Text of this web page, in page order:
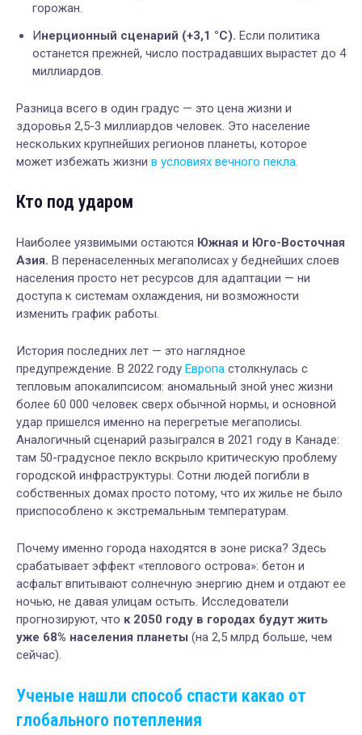
горожан.
Инерционный сценарий (+3,1 °C). Если политика
останется прежней, число пострадавших вырастет до 4
миллиардов.
Разница всего в один градус — это цена жизни и
здоровья 2,5-3 миллиардов человек. Это население
нескольких крупнейших регионов планеты, которое
может избежать жизни в условиях вечного пекла.
Кто под ударом
Наиболее уязвимыми остаются Южная и Юго-Восточная
Азия. В перенаселенных мегаполисах у беднейших слоев
населения просто нет ресурсов для адаптации — ни
доступа к системам охлаждения, ни возможности
изменить график работы.
История последних лет — это наглядное
предупреждение. В 2022 году Европа столкнулась с
тепловым апокалипсисом: аномальный зной унес жизни
более 60 000 человек сверх обычной нормы, и основной
удар пришелся именно на перегретые мегаполисы.
Аналогичный сценарий разыгрался в 2021 году в Канаде:
там 50-градусное пекло вскрыло критическую проблему
городской инфраструктуры. Сотни людей погибли в
собственных домах просто потому, что их жилье не было
приспособлено к экстремальным температурам.
Почему именно города находятся в зоне риска? Здесь
срабатывает эффект «теплового острова»: бетон и
асфальт впитывают солнечную энергию днем и отдают ее
ночью, не давая улицам остыть. Исследователи
прогнозируют, что к 2050 году в городах будут жить
уже 68% населения планеты (на 2,5 млрд больше, чем
сейчас).
Ученые нашли способ спасти какао от
глобального потепления